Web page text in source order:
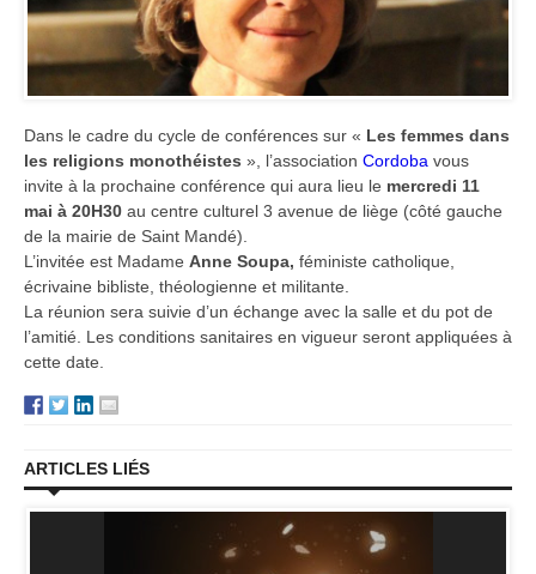
Dans le cadre du cycle de conférences sur « Les femmes dans
les religions monothéistes », l’association Cordoba vous
invite à la prochaine conférence qui aura lieu le mercredi 11
mai à 20H30 au centre culturel 3 avenue de liège (côté gauche
de la mairie de Saint Mandé).
L’invitée est Madame Anne Soupa, féministe catholique,
écrivaine bibliste, théologienne et militante.
La réunion sera suivie d’un échange avec la salle et du pot de
l’amitié. Les conditions sanitaires en vigueur seront appliquées à
cette date.
ARTICLES LIÉS